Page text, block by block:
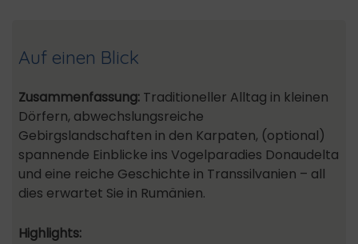
Auf einen Blick
Zusammenfassung: Traditioneller Alltag in kleinen
Dörfern, abwechslungsreiche
Gebirgslandschaften in den Karpaten, (optional)
spannende Einblicke ins Vogelparadies Donaudelta
und eine reiche Geschichte in Transsilvanien – all
dies erwartet Sie in Rumänien.
Highlights: